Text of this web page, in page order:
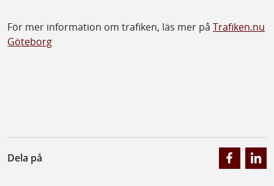
För mer information om trafiken, läs mer på Trafiken.nu
Göteborg
Dela på